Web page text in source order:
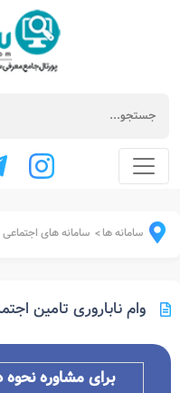
سامانه ها> سامانه های اجتماعی
وام ناباروری تامین
برای مشاوره نحوه